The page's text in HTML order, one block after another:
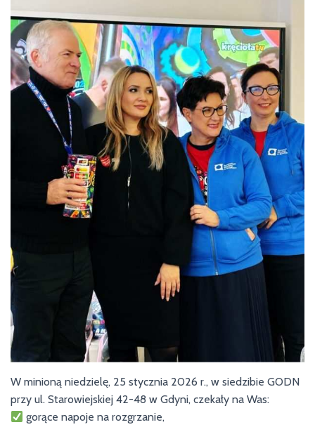
W minioną niedzielę, 25 stycznia 2026 r., w siedzibie GODN
przy ul. Starowiejskiej 42-48 w Gdyni, czekały na Was:
gorące napoje na rozgrzanie,